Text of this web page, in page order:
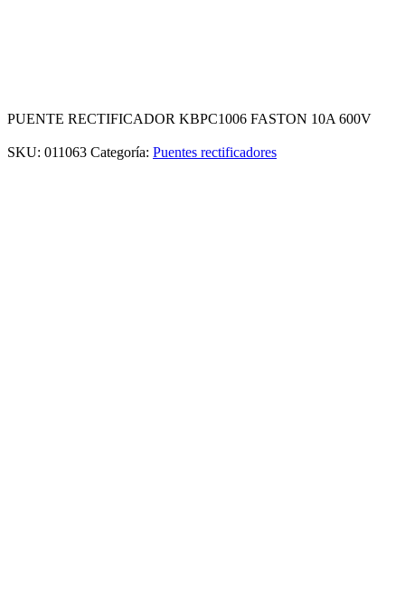
PUENTE RECTIFICADOR KBPC1006 FASTON 10A 600V
SKU: 011063 Categoría: Puentes rectificadores